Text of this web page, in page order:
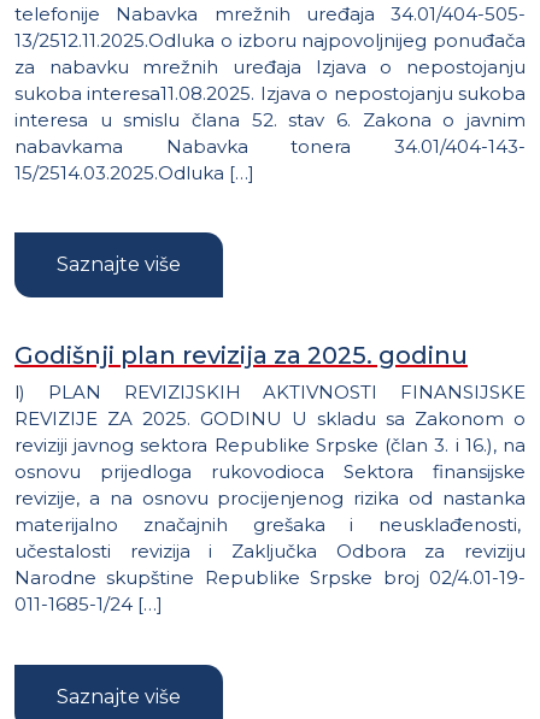
telefonije Nabavka mrežnih uređaja 34.01/404-505-
13/2512.11.2025.Odluka o izboru najpovoljnijeg ponuđača
za nabavku mrežnih uređaja Izjava o nepostojanju
sukoba interesa11.08.2025. Izjava o nepostojanju sukoba
interesa u smislu člana 52. stav 6. Zakona o javnim
nabavkama Nabavka tonera 34.01/404-143-
15/2514.03.2025.Odluka […]
Saznajte više
Godišnji plan revizija za 2025. godinu
l) PLAN REVIZIJSKIH AKTIVNOSTI FINANSIJSKE
REVIZIJE ZA 2025. GODINU U skladu sa Zakonom o
reviziji javnog sektora Republike Srpske (član 3. i 16.), na
osnovu prijedloga rukovodioca Sektora finansijske
revizije, a na osnovu procijenjenog rizika od nastanka
materijalno značajnih grešaka i neusklađenosti,
učestalosti revizija i Zaključka Odbora za reviziju
Narodne skupštine Republike Srpske broj 02/4.01-19-
011-1685-1/24 […]
Saznajte više